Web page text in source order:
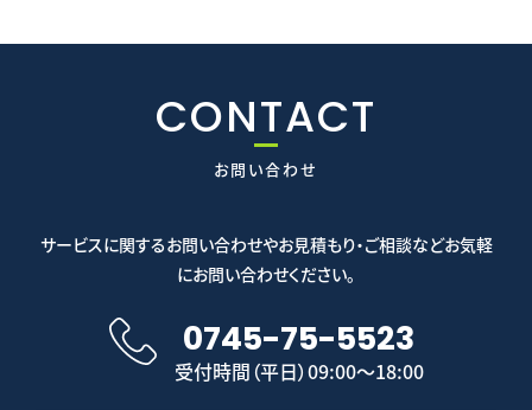
CONTACT
お問い合わせ
サービスに関するお問い合わせやお見積もり・ご相談などお気軽
にお問い合わせください。
0745-75-5523
受付時間（平日）09:00～18:00